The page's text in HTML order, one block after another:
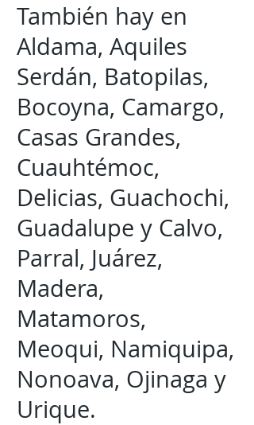
También hay en
Aldama, Aquiles
Serdán, Batopilas,
Bocoyna, Camargo,
Casas Grandes,
Cuauhtémoc,
Delicias, Guachochi,
Guadalupe y Calvo,
Parral, Juárez,
Madera,
Matamoros,
Meoqui, Namiquipa,
Nonoava, Ojinaga y
Urique.